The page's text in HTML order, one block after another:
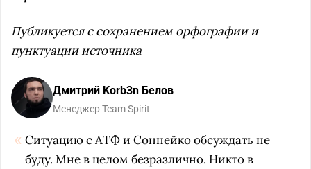
Публикуется с сохранением орфографии и
пунктуации источника
Дмитрий Korb3n Белов
Менеджер Team Spirit
Ситуацию с АТФ и Соннейко обсуждать не
буду. Мне в целом безразлично. Никто в